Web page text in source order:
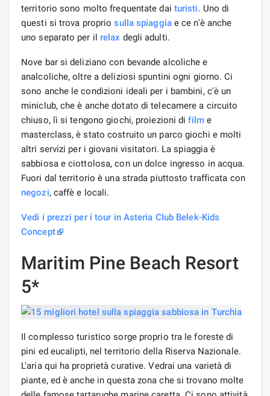
territorio sono molto frequentate dai turisti. Uno di
questi si trova propriosulla spiaggiae ce n'è anche
uno separato per il relax degli adulti.
Nove bar si deliziano con bevande alcoliche e
analcoliche, oltre a deliziosi spuntini ogni giorno. Ci
sono anche le condizioni ideali per i bambini, c'è un
miniclub, che è anche dotato di telecamere a circuito
chiuso, lì si tengono giochi, proiezioni difilme
masterclass, è stato costruito un parco giochi e molti
altri servizi per i giovani visitatori. La spiaggia è
sabbiosa e ciottolosa, con un dolce ingresso in acqua.
Fuori dal territorio è una strada piuttosto trafficata con
negozi, caffè e locali.
Vedi i prezzi per i tour in Asteria Club Belek-Kids
Concept
Maritim Pine Beach Resort
5*
Il complesso turistico sorge proprio tra le foreste di
pini ed eucalipti, nel territorio della Riserva Nazionale.
L'aria qui ha proprietà curative. Vedrai una varietà di
piante, ed è anche in questa zona che si trovano molte